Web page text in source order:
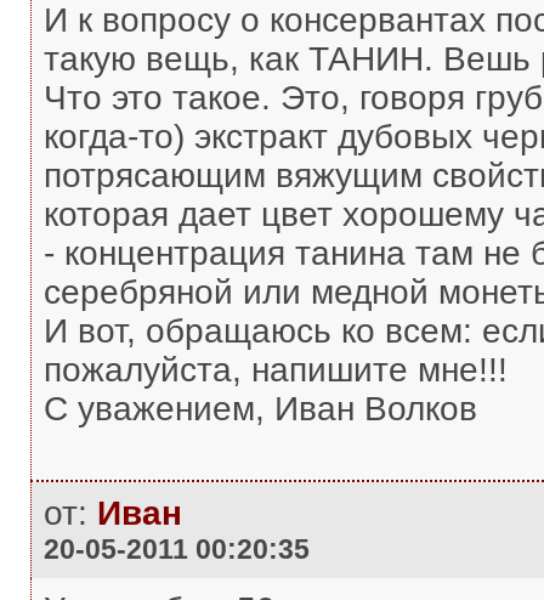
И к вопросу о консервантах
такую вещь, как ТАНИН. Вешь
Что это такое. Это, говоря
когда-то) экстракт дубовых
потрясающим вяжущим
которая дает цвет хорошему
- концентрация танина там не
серебряной или медной
И вот, обращаюсь ко всем:
пожалуйста, напишите мне!!!
С уважением, Иван Волков
от: Иван
20-05-2011 00:20:35